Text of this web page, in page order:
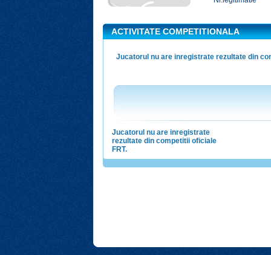
ACTIVITATE COMPETITIONALA
Jucatorul nu are inregistrate rezultate din
Jucatorul nu are inregistrate
rezultate din competitii oficiale
FRT.